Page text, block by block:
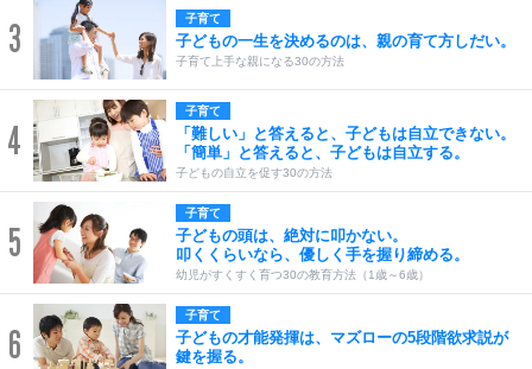
3 子育て
子どもの一生を決めるのは、親の育て方しだい。
子育て上手な親になる30の方法
4
子育て
「難しい」と答えると、子どもは自立できない。
「簡単」と答えると、子どもは自立する。
子どもの自立を促す30の方法
5
子育て
子どもの頭は、絶対に叩かない。
叩くくらいなら、優しく手を握り締める。
幼児がすくすく育つ30の教育方法（1歳～6歳）
6
子育て
子どもの才能発揮は、マズローの5段階欲求説が
鍵を握る。